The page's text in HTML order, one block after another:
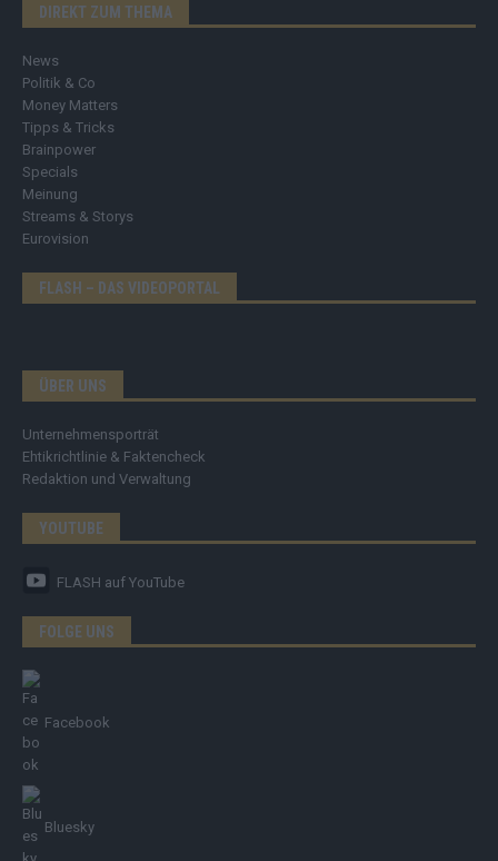
DIREKT ZUM THEMA
News
Politik & Co
Money Matters
Tipps & Tricks
Brainpower
Specials
Meinung
Streams & Storys
Eurovision
FLASH – DAS VIDEOPORTAL
ÜBER UNS
Unternehmensporträt
Ehtikrichtlinie & Faktencheck
Redaktion und Verwaltung
YOUTUBE
FLASH auf YouTube
FOLGE UNS
Facebook
Bluesky